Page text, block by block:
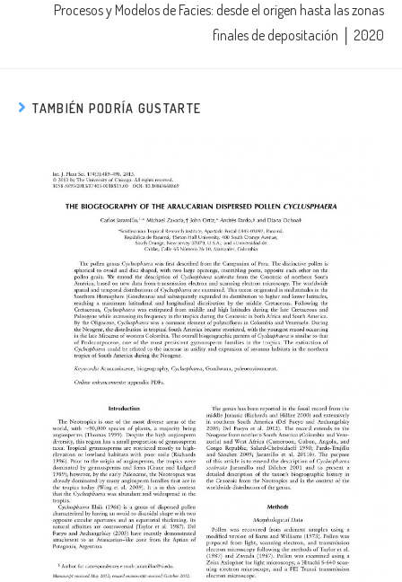
Procesos y Modelos de Facies: desde el origen hasta las zonas
finales de depositación │ 2020
TAMBIÉN PODRÍA GUSTARTE